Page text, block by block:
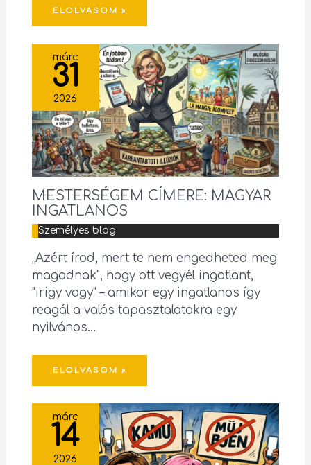
ELOLVASOM »
márc
31
2026
MESTERSÉGEM CÍMERE: MAGYAR
INGATLANOS
Személyes blog
„Azért írod, mert te nem engedheted meg
magadnak", hogy ott vegyél ingatlant,
"irigy vagy" – amikor egy ingatlanos így
reagál a valós tapasztalatokra egy
nyilvános…
ELOLVASOM »
márc
14
2026